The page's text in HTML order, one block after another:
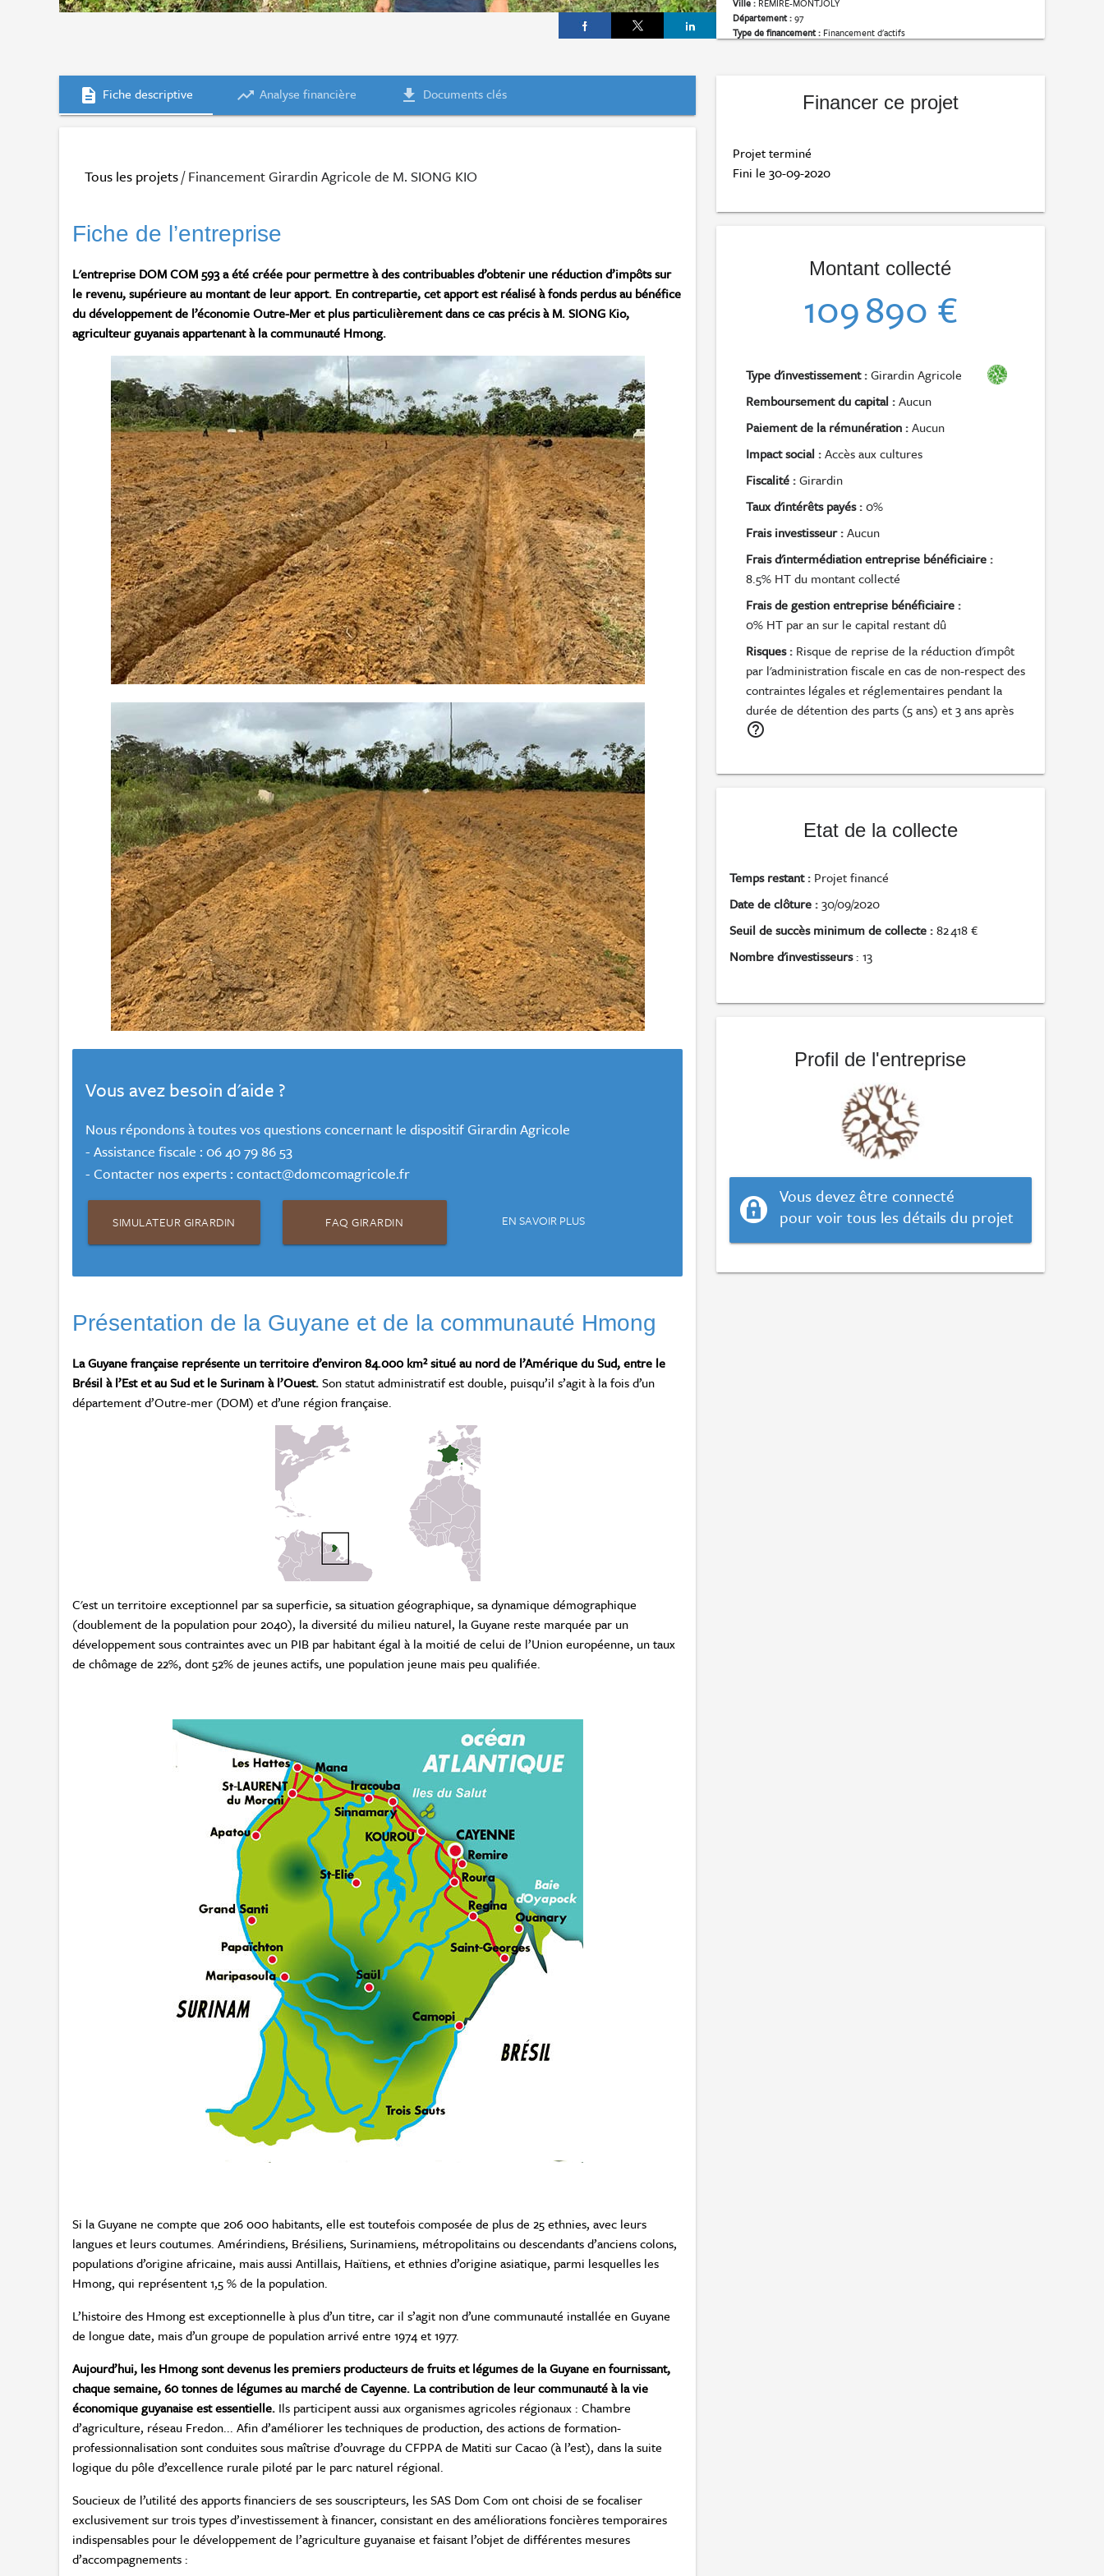
Ville : REMIRE-MONTJOLY
Département :97
Type de financement : Financement d'actifs
description Fiche descriptive trending_up Analyse financière file_download Documents clés
Tous les projets/ Financement Girardin Agricole de M. SIONG KIO
Fiche de l’entreprise
L'entreprise DOM COM 593 a été créée pour permettre à des contribuables d’obtenir une réduction d’impôts sur
le revenu, supérieure au montant de leur apport. En contrepartie, cet apport est réalisé à fonds perdus au bénéfice
du développement de l’économie Outre-Mer et plus particulièrement dans ce cas précis à M. SIONG Kio,
agriculteur guyanais appartenant à la communauté Hmong.
Vous avez besoin d'aide ?
Nous répondons à toutes vos questions concernant le dispositif Girardin Agricole
- Assistance fiscale : 06 40 79 86 53
- Contacter nos experts : contact@domcomagricole.fr
SIMULATEUR GIRARDIN FAQ GIRARDIN EN SAVOIR PLUS
Présentation de la Guyane et de la communauté Hmong
La Guyane française représente un territoire d’environ 84.000 km² situé au nord de l’Amérique du Sud, entre le
Brésil à l’Est et au Sud et le Surinam à l’Ouest.Son statut administratif est double, puisqu’il s’agit à la fois d’un
département d’Outre-mer (DOM) et d’une région française.
C'est un territoire exceptionnel par sa superficie, sa situation géographique, sa dynamique démographique
(doublement de la population pour 2040), la diversité du milieu naturel, la Guyane reste marquée par un
développement sous contraintes avec un PIB par habitant égal à la moitié de celui de l’Union européenne, un taux
de chômage de 22%, dont 52% de jeunes actifs, une population jeune mais peu qualifiée.
Si la Guyane ne compte que 206 000 habitants, elle est toutefois composée de plus de 25 ethnies, avec leurs
langues et leurs coutumes. Amérindiens, Brésiliens, Surinamiens, métropolitains ou descendants d’anciens colons,
populations d’origine africaine, mais aussi Antillais, Haïtiens, et ethnies d’origine asiatique, parmi lesquelles les
Hmong, qui représentent 1,5 % de la population.
L’histoire des Hmong est exceptionnelle à plus d’un titre, car il s’agit non d’une communauté installée en Guyane
de longue date, mais d’un groupe de population arrivé entre 1974 et 1977.
Aujourd’hui, les Hmong sont devenus les premiers producteurs de fruits et légumes de la Guyane en fournissant,
chaque semaine, 60 tonnes de légumes au marché de Cayenne. La contribution de leur communauté à la vie
économique guyanaise est essentielle. Ils participent aussi aux organismes agricoles régionaux : Chambre
d’agriculture, réseau Fredon... Afin d’améliorer les techniques de production, des actions de formation-
professionnalisation sont conduites sous maîtrise d’ouvrage du CFPPA de Matiti sur Cacao (à l’est), dans la suite
logique du pôle d’excellence rurale piloté par le parc naturel régional.
Soucieux de l’utilité des apports financiers de ses souscripteurs, les SAS Dom Com ont choisi de se focaliser
exclusivement sur trois types d’investissement à financer, consistant en des améliorations foncières temporaires
indispensables pour le développement de l’agriculture guyanaise et faisant l’objet de différentes mesures
d’accompagnements :
Financer ce projet
Projet terminé
Fini le 30-09-2020
Montant collecté
109 890 €
Type d'investissement :Girardin Agricole
Remboursement du capital :Aucun
Paiement de la rémunération :Aucun
Impact social :Accès aux cultures
Fiscalité :Girardin
Taux d'intérêts payés :0%
Frais investisseur :Aucun
Frais d'intermédiation entreprise bénéficiaire :
8.5% HT du montant collecté
Frais de gestion entreprise bénéficiaire :
0% HT par an sur le capital restant dû
Risques : Risque de reprise de la réduction d'impôt
par l'administration fiscale en cas de non-respect des
contraintes légales et réglementaires pendant la
durée de détention des parts (5 ans) et 3 ans après
help_outline
Etat de la collecte
Temps restant : Projet financé
Date de clôture :30/09/2020
Seuil de succès minimum de collecte :82 418 €
Nombre d'investisseurs: 13
Profil de l'entreprise
Vous devez être connecté
pour voir tous les détails du projet